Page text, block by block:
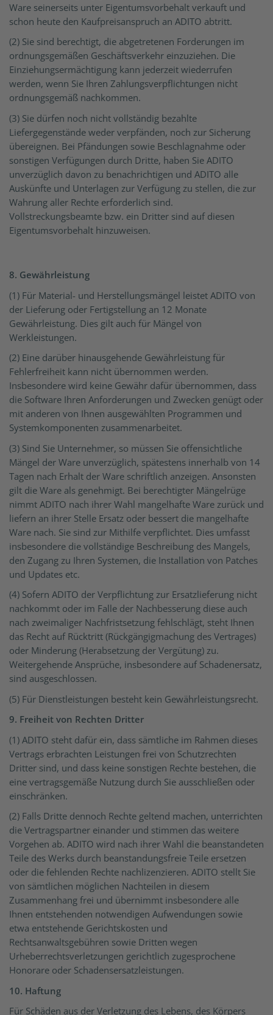
Ware seinerseits unter Eigentumsvorbehalt verkauft und
schon heute den Kaufpreisanspruch an ADITO abtritt.
(2) Sie sind berechtigt, die abgetretenen Forderungen im
ordnungsgemäßen Geschäftsverkehr einzuziehen. Die
Einziehungsermächtigung kann jederzeit wiederrufen
werden, wenn Sie Ihren Zahlungsverpflichtungen nicht
ordnungsgemäß nachkommen.
(3) Sie dürfen noch nicht vollständig bezahlte
Liefergegenstände weder verpfänden, noch zur Sicherung
übereignen. Bei Pfändungen sowie Beschlagnahme oder
sonstigen Verfügungen durch Dritte, haben Sie ADITO
unverzüglich davon zu benachrichtigen und ADITO alle
Auskünfte und Unterlagen zur Verfügung zu stellen, die zur
Wahrung aller Rechte erforderlich sind.
Vollstreckungsbeamte bzw. ein Dritter sind auf diesen
Eigentumsvorbehalt hinzuweisen.
8. Gewährleistung
(1) Für Material- und Herstellungsmängel leistet ADITO von
der Lieferung oder Fertigstellung an 12 Monate
Gewährleistung. Dies gilt auch für Mängel von
Werkleistungen.
(2) Eine darüber hinausgehende Gewährleistung für
Fehlerfreiheit kann nicht übernommen werden.
Insbesondere wird keine Gewähr dafür übernommen, dass
die Software Ihren Anforderungen und Zwecken genügt oder
mit anderen von Ihnen ausgewählten Programmen und
Systemkomponenten zusammenarbeitet.
(3) Sind Sie Unternehmer, so müssen Sie offensichtliche
Mängel der Ware unverzüglich, spätestens innerhalb von 14
Tagen nach Erhalt der Ware schriftlich anzeigen. Ansonsten
gilt die Ware als genehmigt. Bei berechtigter Mängelrüge
nimmt ADITO nach ihrer Wahl mangelhafte Ware zurück und
liefern an ihrer Stelle Ersatz oder bessert die mangelhafte
Ware nach. Sie sind zur Mithilfe verpflichtet. Dies umfasst
insbesondere die vollständige Beschreibung des Mangels,
den Zugang zu Ihren Systemen, die Installation von Patches
und Updates etc.
(4) Sofern ADITO der Verpflichtung zur Ersatzlieferung nicht
nachkommt oder im Falle der Nachbesserung diese auch
nach zweimaliger Nachfristsetzung fehlschlägt, steht Ihnen
das Recht auf Rücktritt (Rückgängigmachung des Vertrages)
oder Minderung (Herabsetzung der Vergütung) zu.
Weitergehende Ansprüche, insbesondere auf Schadenersatz,
sind ausgeschlossen.
(5) Für Dienstleistungen besteht kein Gewährleistungsrecht.
9. Freiheit von Rechten Dritter
(1) ADITO steht dafür ein, dass sämtliche im Rahmen dieses
Vertrags erbrachten Leistungen frei von Schutzrechten
Dritter sind, und dass keine sonstigen Rechte bestehen, die
eine vertragsgemäße Nutzung durch Sie ausschließen oder
einschränken.
(2) Falls Dritte dennoch Rechte geltend machen, unterrichten
die Vertragspartner einander und stimmen das weitere
Vorgehen ab. ADITO wird nach ihrer Wahl die beanstandeten
Teile des Werks durch beanstandungsfreie Teile ersetzen
oder die fehlenden Rechte nachlizenzieren. ADITO stellt Sie
von sämtlichen möglichen Nachteilen in diesem
Zusammenhang frei und übernimmt insbesondere alle
Ihnen entstehenden notwendigen Aufwendungen sowie
etwa entstehende Gerichtskosten und
Rechtsanwaltsgebühren sowie Dritten wegen
Urheberrechtsverletzungen gerichtlich zugesprochene
Honorare oder Schadensersatzleistungen.
10. Haftung
Für Schäden aus der Verletzung des Lebens, des Körpers